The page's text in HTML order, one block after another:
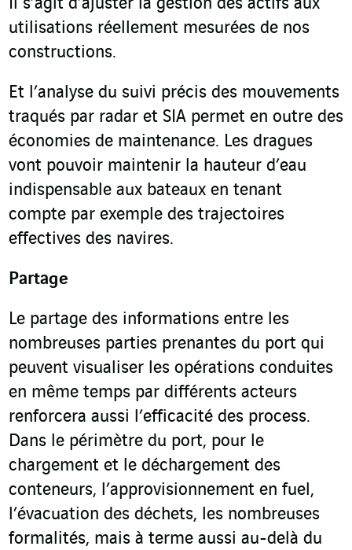
Il s’agit d’ajuster la gestion des actifs aux
utilisations réellement mesurées de nos
constructions.
Et l’analyse du suivi précis des mouvements
traqués par radar et SIA permet en outre des
économies de maintenance. Les dragues
vont pouvoir maintenir la hauteur d’eau
indispensable aux bateaux en tenant
compte par exemple des trajectoires
effectives des navires.
Partage
Le partage des informations entre les
nombreuses parties prenantes du port qui
peuvent visualiser les opérations conduites
en même temps par différents acteurs
renforcera aussi l’efficacité des process.
Dans le périmètre du port, pour le
chargement et le déchargement des
conteneurs, l’approvisionnement en fuel,
l’évacuation des déchets, les nombreuses
formalités, mais à terme aussi au-delà du